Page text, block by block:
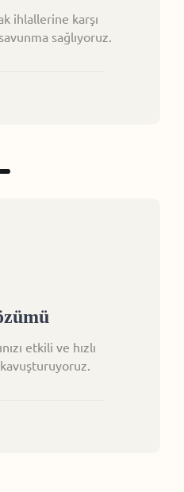
ihlallerine karşı
sağlıyoruz.
etkili ve hızlı